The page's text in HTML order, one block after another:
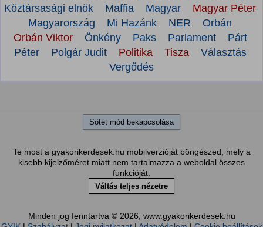
Köztársasági elnök
Maffia Magyar
Magyar Péter
Magyarország
Mi Hazánk NER
Orbán
Orbán Viktor
Önkény Paks Parlament
Párt
Péter
Polgár Judit Politika Tisza
Választás
Vergődés
Sötét mód bekapcsolása
Te most a gyakorikerdesek.hu mobilverzióját böngészed, mely a
kisebb kijelzőméret miatt nem tartalmazza a weboldal összes
funkcióját.
Váltás teljes nézetre
Minden jog fenntartva © 2026, www.gyakorikerdesek.hu